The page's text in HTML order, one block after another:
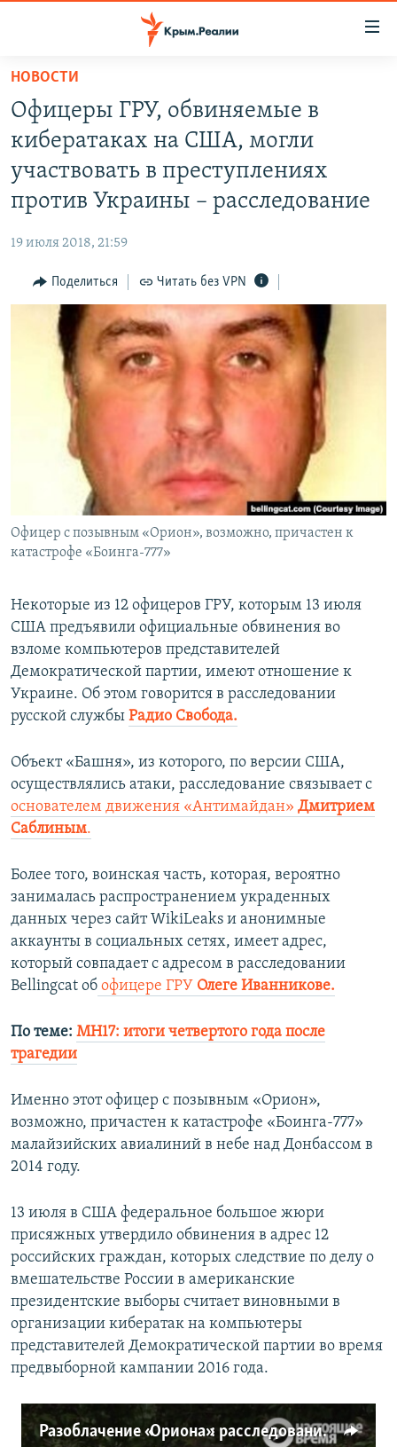
Вернуться
основному
содержанию
Вернутся
главной
Вернутся
поиску
НОВОСТИ
СПЕЦПРОЕКТЫ
КАРТА ВОЕННЫХ ОБЪЕКТОВ КРЫМА
ИНФОГРАФИКА
ТЕЛЕПРОЕКТ КРЫМ.РЕАЛИИ
СОВЕТЫ ПРАВОЗАЩИТНИКОВ
ПРОПАВШИЕ БЕЗ ВЕСТИ
КРЫМ.НЕПОКОРЕННЫЙ
УКРАИНСКАЯ ПРОБЛЕМА КРЫМА
РАДІО СВОБОДА
КАК ОБОЙТИ БЛОКИРОВКУ
Українською
Qırımtatar
ПРИСОЕДИНЯЙТЕСЬ!
Все сайты RFE/RL
НОВОСТИ
Офицеры ГРУ, обвиняемые в
кибератаках на США, могли
участвовать в преступлениях
против Украины – расследование
19 июля 2018, 21:59
Поделиться Читать без VPN
Офицер с позывным «Орион», возможно, причастен к
катастрофе «Боинга-777»
Некоторые из 12 офицеров ГРУ, которым 13 июля
США предъявили официальные обвинения во
взломе компьютеров представителей
Демократической партии, имеют отношение к
Украине. Об этом говорится в расследовании
русской службы Радио Свобода.
Объект «Башня», из которого, по версии США,
осуществлялись атаки, расследование связывает с
основателем движения «Антимайдан» Дмитрием
Саблиным.
Более того, воинская часть, которая, вероятно
занималась распространением украденных
данных через сайт WikiLeaks и анонимные
аккаунты в социальных сетях, имеет адрес,
который совпадает с адресом в расследовании
Bellingcat об офицере ГРУ Олеге Иванникове.
По теме: MH17: итоги четвертого года после
трагедии
Именно этот офицер с позывным «Орион»,
возможно, причастен к катастрофе «Боинга-777»
малайзийских авиалиний в небе над Донбассом в
2014 году.
13 июля в США федеральное большое жюри
присяжных утвердило обвинения в адрес 12
российских граждан, которых следствие по делу о
вмешательстве России в американские
президентские выборы считает виновными в
организации кибератак на компьютеры
представителей Демократической партии во время
предвыборной кампании 2016 года.
Разоблачение «Ориона»: расследование Bellingcat и The Insider